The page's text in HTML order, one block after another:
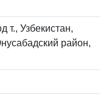
Узбекистан,
район,